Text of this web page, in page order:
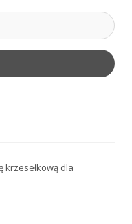
krzesełkową dla